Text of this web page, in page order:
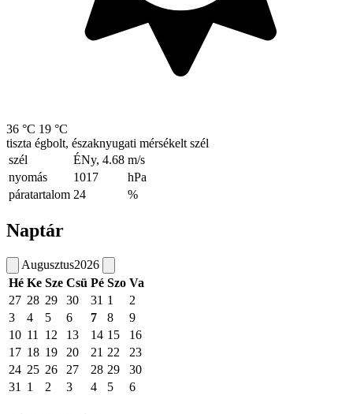
36 °C 19 °C
tiszta égbolt, északnyugati mérsékelt szél
szél
ÉNy, 4.68 m/s
nyomás
1017
hPa
páratartalom 24 %
Naptár
Augusztus2026
Hé Ke Sze Csü Pé Szo Va
27 28 29 30 31 1
2
3
4 5 6 7 8
9
10 11 12 13 14 15
16
17 18 19 20 21 22
23
24 25 26 27 28 29
30
31
1 2 3 4 5 6